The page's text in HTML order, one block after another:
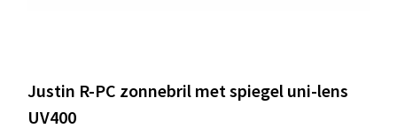
Justin R-PC zonnebril met spiegel uni-lens
UV400